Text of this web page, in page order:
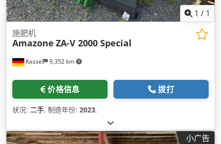
1 / 1
Kassel 9,352 km
施肥机
Amazone ZA-V 2000 Special
价格信息 拨打
状况: 二手, 制造年份: 2023,
小广告